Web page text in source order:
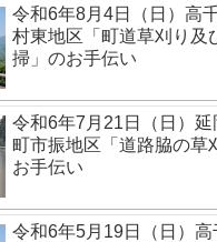
令和6年8月4日（日）高
村東地区「町道草刈り及
掃」のお手伝い
令和6年7月21日（日）延
町市振地区「道路脇の草
お手伝い
令和6年5月19日（日）高